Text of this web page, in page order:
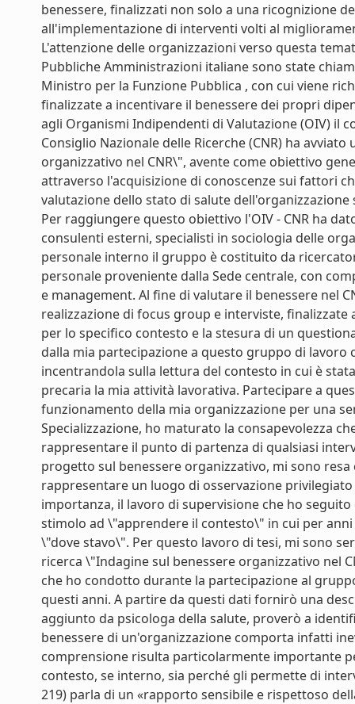
benessere, finalizzati non solo a una ricognizione
all'implementazione di interventi volti al
L'attenzione delle organizzazioni verso questa
Pubbliche Amministrazioni italiane sono state
Ministro per la Funzione Pubblica , con cui viene
finalizzate a incentivare il benessere dei propri
agli Organismi Indipendenti di Valutazione (OIV) il
Consiglio Nazionale delle Ricerche (CNR) ha
organizzativo nel CNR\", avente come obiettivo
attraverso l'acquisizione di conoscenze sui fattori
valutazione dello stato di salute
Per raggiungere questo obiettivo l'OIV - CNR ha
consulenti esterni, specialisti in sociologia delle
personale interno il gruppo è costituito da
personale proveniente dalla Sede centrale, con
e management. Al fine di valutare il benessere nel
realizzazione di focus group e interviste,
per lo specifico contesto e la stesura di un
dalla mia partecipazione a questo gruppo di lavoro
incentrandola sulla lettura del contesto in cui è
precaria la mia attività lavorativa. Partecipare a
funzionamento della mia organizzazione per una
Specializzazione, ho maturato la consapevolezza
rappresentare il punto di partenza di qualsiasi
progetto sul benessere organizzativo, mi sono
rappresentare un luogo di osservazione
importanza, il lavoro di supervisione che ho
stimolo ad \"apprendere il contesto\" in cui per
\"dove stavo\". Per questo lavoro di tesi, mi sono
ricerca \"Indagine sul benessere organizzativo nel
che ho condotto durante la partecipazione al
questi anni. A partire da questi dati fornirò una
aggiunto da psicologa della salute, proverò a
benessere di un'organizzazione comporta infatti
comprensione risulta particolarmente importante
contesto, se interno, sia perché gli permette di
219) parla di un «rapporto sensibile e rispettoso